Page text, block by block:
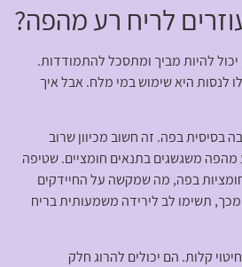
לריח רע מהפה?
להיות מביך ומתסכל להתמודדות.
לנסות היא שימוש במי מלח. אבל איך
בסיסית בפה. זה חשוב מכיוון שרוב
מהפה משגשגים בתנאים חומציים. שטיפה
בפה, מה שמקשה על החיידקים
תשימו לב לירידה משמעותית בריח
קלות. הם יכולים להרוג חלק